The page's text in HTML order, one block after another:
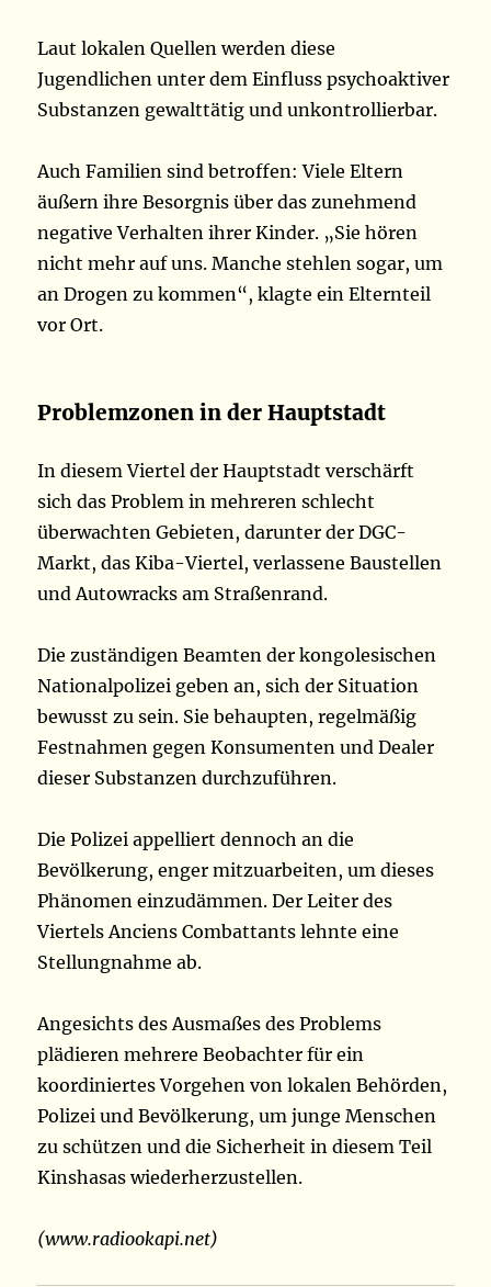
Laut lokalen Quellen werden diese
Jugendlichen unter dem Einfluss psychoaktiver
Substanzen gewalttätig und unkontrollierbar.
Auch Familien sind betroffen: Viele Eltern
äußern ihre Besorgnis über das zunehmend
negative Verhalten ihrer Kinder. „Sie hören
nicht mehr auf uns. Manche stehlen sogar, um
an Drogen zu kommen“, klagte ein Elternteil
vor Ort.
Problemzonen in der Hauptstadt
In diesem Viertel der Hauptstadt verschärft
sich das Problem in mehreren schlecht
überwachten Gebieten, darunter der DGC-
Markt, das Kiba-Viertel, verlassene Baustellen
und Autowracks am Straßenrand.
Die zuständigen Beamten der kongolesischen
Nationalpolizei geben an, sich der Situation
bewusst zu sein. Sie behaupten, regelmäßig
Festnahmen gegen Konsumenten und Dealer
dieser Substanzen durchzuführen.
Die Polizei appelliert dennoch an die
Bevölkerung, enger mitzuarbeiten, um dieses
Phänomen einzudämmen. Der Leiter des
Viertels Anciens Combattants lehnte eine
Stellungnahme ab.
Angesichts des Ausmaßes des Problems
plädieren mehrere Beobachter für ein
koordiniertes Vorgehen von lokalen Behörden,
Polizei und Bevölkerung, um junge Menschen
zu schützen und die Sicherheit in diesem Teil
Kinshasas wiederherzustellen.
(www.radiookapi.net)